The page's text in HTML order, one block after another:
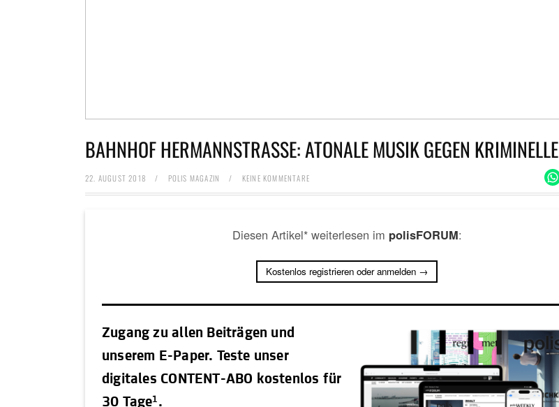
BAHNHOF HERMANNSTRASSE: ATONALE MUSIK GEGEN KRIMINELLE
22. AUGUST 2018 / POLIS MAGAZIN / KEINE KOMMENTARE
Diesen Artikel* weiterlesen im polisFORUM:
Kostenlos registrieren oder anmelden →
Zugang zu allen Beiträgen und
unserem E-Paper. Teste unser
digitales CONTENT-ABO kostenlos für
30 Tage1 .